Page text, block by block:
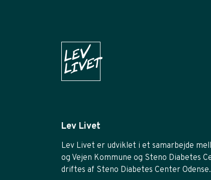
Lev Livet
Lev Livet er udviklet i et samarbejde
og Vejen Kommune og Steno Diabetes
driftes af Steno Diabetes Center Odense.